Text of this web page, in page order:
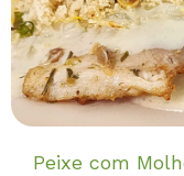
Peixe com